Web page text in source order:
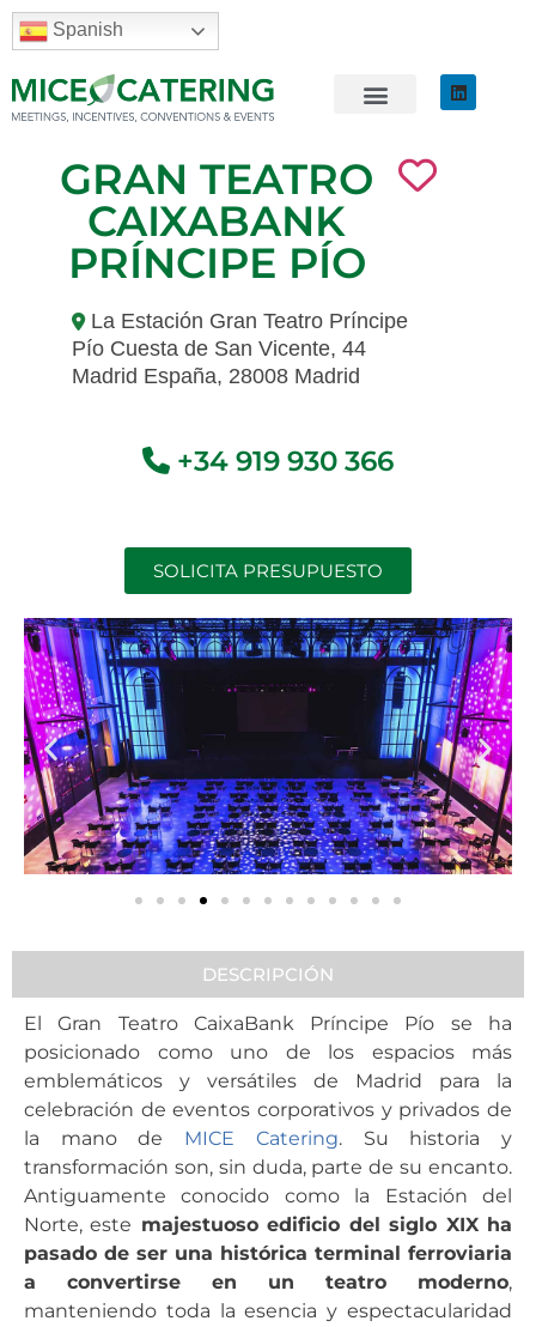
Spanish
GRAN TEATRO
CAIXABANK
PRÍNCIPE PÍO
La Estación Gran Teatro Príncipe
Pío Cuesta de San Vicente, 44
Madrid España, 28008 Madrid
+34 919 930 366
SOLICITA PRESUPUESTO
DESCRIPCIÓN
El Gran Teatro CaixaBank Príncipe Pío se ha
posicionado como uno de los espacios más
emblemáticos y versátiles de Madrid para la
celebración de eventos corporativos y privados de
la mano de MICE Catering. Su historia y
transformación son, sin duda, parte de su encanto.
Antiguamente conocido como la Estación del
Norte, este majestuoso edificio del siglo XIX ha
pasado de ser una histórica terminal ferroviaria
a convertirse en un teatro moderno,
manteniendo toda la esencia y espectacularidad